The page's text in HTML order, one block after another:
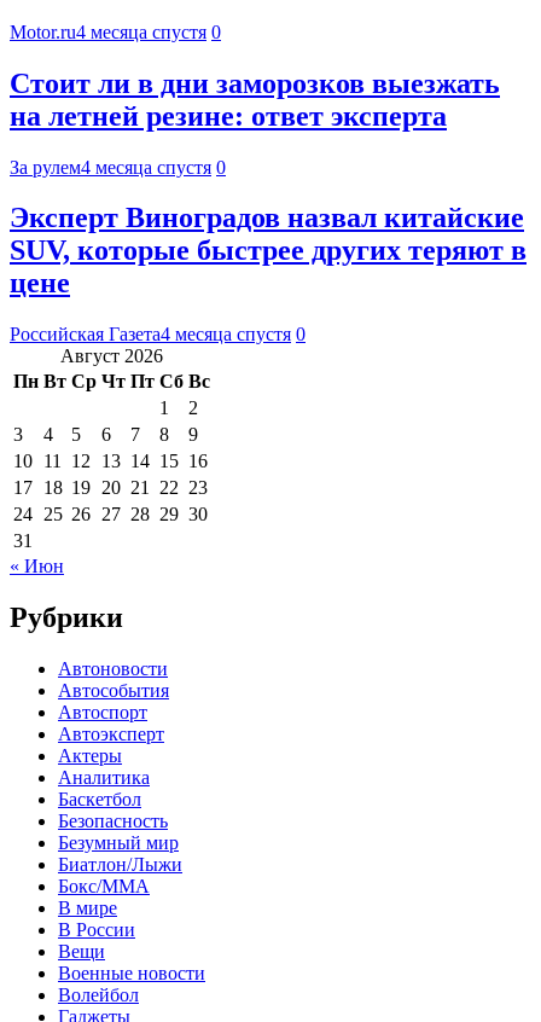
Motor.ru4 месяца спустя 0
Стоит ли в дни заморозков выезжать
на летней резине: ответ эксперта
За рулем4 месяца спустя 0
Эксперт Виноградов назвал китайские
SUV, которые быстрее других теряют в
цене
Российская Газета4 месяца спустя 0
Август 2026
Пн Вт Ср Чт Пт Сб Вс
1
2
3
4 5 6 7 8
9
10 11 12 13 14 15 16
17 18 19 20 21 22 23
24 25 26 27 28 29 30
31
« Июн
Рубрики
Автоновости
Автособытия
Автоспорт
Автоэксперт
Актеры
Аналитика
Баскетбол
Безопасность
Безумный мир
Биатлон/Лыжи
Бокс/MMA
В мире
В России
Вещи
Военные новости
Волейбол
Гаджеты